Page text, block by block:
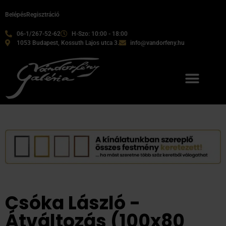
06-1/267-52-62
H-Szo: 10:00 - 18:00
1053 Budapest, Kossuth Lajos utca 3.
info@vandorfeny.hu
BelépésRegisztráció
Csóka László -